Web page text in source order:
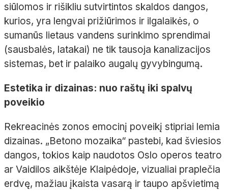
siūlomos ir rišikliu sutvirtintos skaldos dangos,
kurios, yra lengvai prižiūrimos ir ilgalaikės, o
sumanūs lietaus vandens surinkimo sprendimai
(sausbalės, latakai) ne tik tausoja kanalizacijos
sistemas, bet ir palaiko augalų gyvybingumą.
Estetika ir dizainas: nuo raštų iki spalvų
poveikio
Rekreacinės zonos emocinį poveikį stipriai lemia
dizainas. „Betono mozaika“ pastebi, kad šviesios
dangos, tokios kaip naudotos Oslo operos teatro
ar Vaidilos aikštėje Klaipėdoje, vizualiai praplečia
erdvę, mažiau įkaista vasarą ir taupo apšvietimą